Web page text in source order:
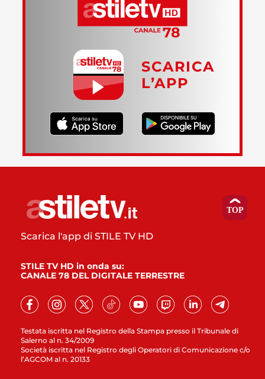
SCARICA
L’APP
Testata iscritta nel Registro della Stampa presso il Tribunale di
Salerno al n. 34/2009
Società iscritta nel Registro degli Operatori di Comunicazione c/o
l’AGCOM al n. 20133
Scarica l'app di STILE TV HD
STILE TV HD in onda su:
CANALE 78 DEL DIGITALE TERRESTRE